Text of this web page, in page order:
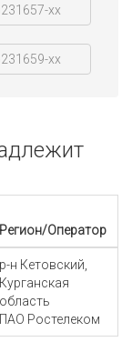
xx
xx
Регион/Оператор
р-н Кетовский,
Курганская
область
ПАО Ростелеком